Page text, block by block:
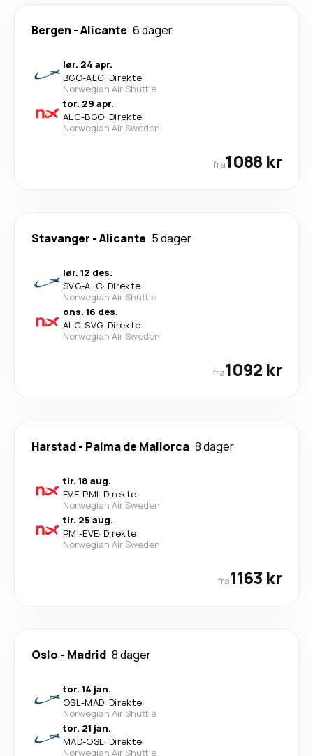
Bergen -Alicante 6 dager
lør. 24 apr.
BGO-ALC· Direkte
Norwegian Air Shuttle
tor. 29 apr.
ALC-BGO· Direkte
Norwegian Air Sweden
fra1088 kr
Stavanger -Alicante 5 dager
lør. 12 des.
SVG-ALC· Direkte
Norwegian Air Shuttle
ons. 16 des.
ALC-SVG· Direkte
Norwegian Air Sweden
fra1092 kr
Harstad- Palma de Mallorca 8 dager
tir. 18 aug.
EVE-PMI· Direkte
Norwegian Air Sweden
tir. 25 aug.
PMI-EVE· Direkte
Norwegian Air Sweden
fra1163 kr
Oslo - Madrid 8 dager
tor. 14 jan.
OSL-MAD· Direkte
Norwegian Air Shuttle
tor. 21 jan.
MAD-OSL· Direkte
Norwegian Air Shuttle